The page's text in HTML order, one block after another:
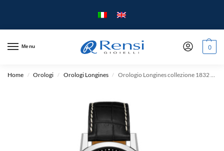
Menu 0
Home / Orologi / Orologi Longines / Orologio Longines collezione 1832 L4825 – 40mm – Acciaio e Pelle